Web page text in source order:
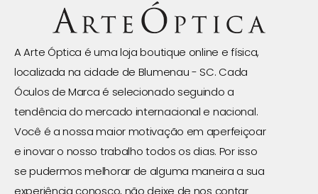
A Arte Óptica é uma loja boutique online e física,
localizada na cidade de Blumenau - SC. Cada
Óculos de Marca é selecionado seguindo a
tendência do mercado internacional e nacional.
Você é a nossa maior motivação em aperfeiçoar
e inovar o nosso trabalho todos os dias. Por isso
se pudermos melhorar de alguma maneira a sua
experiência conosco, não deixe de nos contar